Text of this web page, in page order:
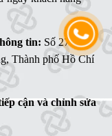
tin: Số 27
Thành phố Hồ Chí
cận và chỉnh sửa